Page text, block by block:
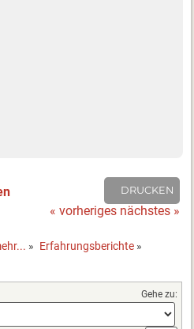
DRUCKEN
« vorheriges nächstes »
» Erfahrungsberichte »
Gehe zu: